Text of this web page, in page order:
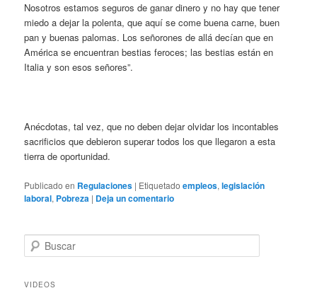
Nosotros estamos seguros de ganar dinero y no hay que tener
miedo a dejar la polenta, que aquí se come buena carne, buen
pan y buenas palomas. Los señorones de allá decían que en
América se encuentran bestias feroces; las bestias están en
Italia y son esos señores”.
Anécdotas, tal vez, que no deben dejar olvidar los incontables
sacrificios que debieron superar todos los que llegaron a esta
tierra de oportunidad.
Publicado en Regulaciones | Etiquetado empleos,legislación
laboral, Pobreza | Deja un comentario
u
c
VIDEOS